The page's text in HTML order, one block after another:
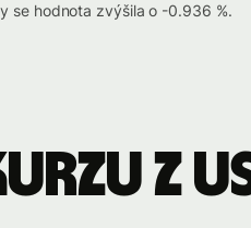
se hodnota zvýšila o -0.936 %.
z